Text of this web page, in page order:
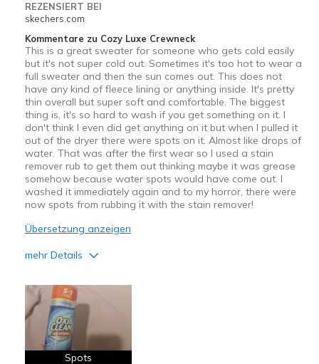
REZENSIERT BEI
skechers.com
Kommentare zu Cozy Luxe Crewneck
This is a great sweater for someone who gets cold easily
but it's not super cold out. Sometimes it's too hot to wear a
full sweater and then the sun comes out. This does not
have any kind of fleece lining or anything inside. It's pretty
thin overall but super soft and comfortable. The biggest
thing is, it's so hard to wash if you get something on it. I
don't think I even did get anything on it but when I pulled it
out of the dryer there were spots on it. Almost like drops of
water. That was after the first wear so I used a stain
remover rub to get them out thinking maybe it was grease
somehow because water spots would have come out. I
washed it immediately again and to my horror, there were
now spots from rubbing it with the stain remover!
Übersetzung anzeigen
mehr Details
Attractive Design
Breathe Well
Comfortable
Spots